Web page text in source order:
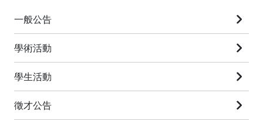
一般公告
學術活動
學生活動
徵才公告